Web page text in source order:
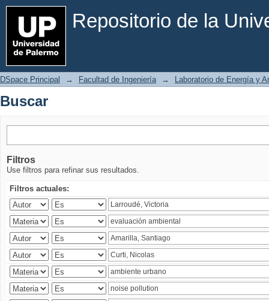
Repositorio de la
Buscar
DSpace Principal → Facultad de Ingeniería → Laboratorio de Energía y
Buscar
Filtros
Use filtros para refinar sus resultados.
Filtros actuales: